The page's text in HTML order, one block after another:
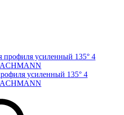
усиленный 135° 4